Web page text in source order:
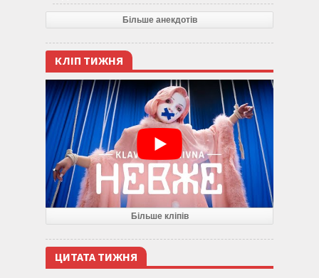
Більше анекдотів
КЛІП ТИЖНЯ
Більше кліпів
ЦИТАТА ТИЖНЯ